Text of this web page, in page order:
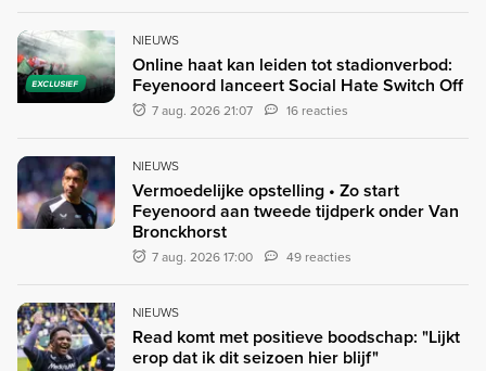
EXCLUSIEF
NIEUWS
Online haat kan leiden tot stadionverbod:
Feyenoord lanceert Social Hate Switch Off
7 aug. 2026 21:07 16 reacties
NIEUWS
Vermoedelijke opstelling • Zo start
Feyenoord aan tweede tijdperk onder Van
Bronckhorst
7 aug. 2026 17:00 49 reacties
NIEUWS
Read komt met positieve boodschap: "Lijkt
erop dat ik dit seizoen hier blijf"